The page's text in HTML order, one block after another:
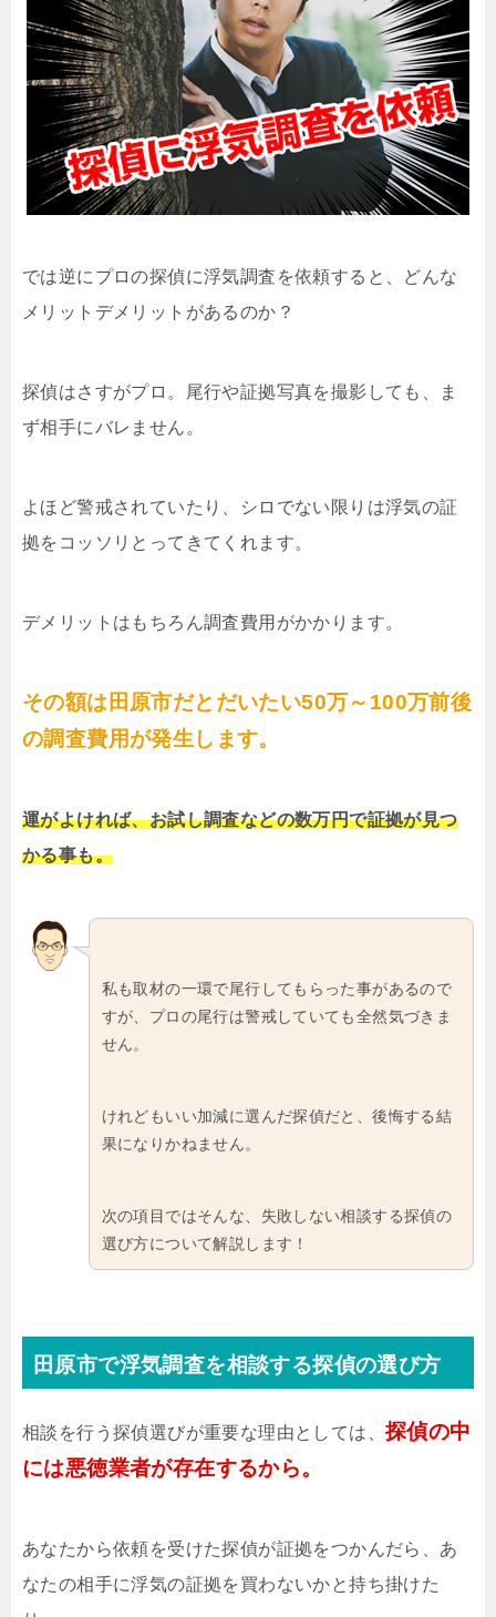
では逆にプロの探偵に浮気調査を依頼すると、どんな
メリットデメリットがあるのか？
探偵はさすがプロ。尾行や証拠写真を撮影しても、ま
ず相手にバレません。
よほど警戒されていたり、シロでない限りは浮気の証
拠をコッソリとってきてくれます。
デメリットはもちろん調査費用がかかります。
その額は田原市だとだいたい50万～100万前後
の調査費用が発生します。
運がよければ、お試し調査などの数万円で証拠が見つ
かる事も。
私も取材の一環で尾行してもらった事があるので
すが、プロの尾行は警戒していても全然気づきま
せん。
けれどもいい加減に選んだ探偵だと、後悔する結
果になりかねません。
次の項目ではそんな、失敗しない相談する探偵の
選び方について解説します！
田原市で浮気調査を相談する探偵の選び方
相談を行う探偵選びが重要な理由としては、 探偵の中
には悪徳業者が存在するから。
あなたから依頼を受けた探偵が証拠をつかんだら、あ
なたの相手に浮気の証拠を買わないかと持ち掛けた